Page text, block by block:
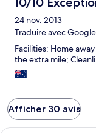
hotel they moved us
pool wasn't even
best start to our
24 nov. 2013
Traduire avec Google
Facilities: Home
the extra mile;
Afficher 30 avis